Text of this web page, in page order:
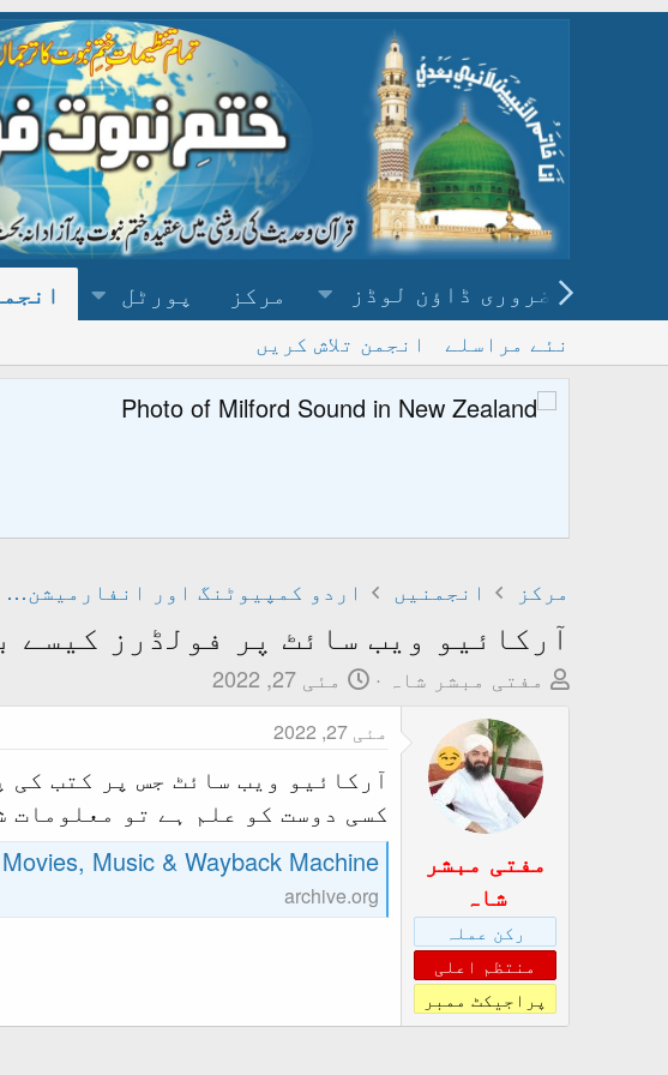
ضروری ڈاؤن لوڈز مرکز پورٹل
نئے مراسلے انجمن تلاش کریں
مرکز انجمنیں اردو کمپیوٹنگ اور انفارمیشن ٹیکنالوجی
آرکائیو ویب سائٹ پر فولڈرز کیسے
T
e
a
a
r
t
e
r
مفتی مبشر شاہ
ت
ا
ر
ی
خ
ا
ب
ت
مئی 27, 2022
مفتی مبشر
شاہ
رکن عملہ
منتظم اعلی
پراجیکٹ ممبر
مئی 27, 2022
آرکائیو ویب سائٹ جس پر کتب
کسی دوست کو علم ہے تو معلومات
Texts, Movies, Music & Wayback Machine
archive.org